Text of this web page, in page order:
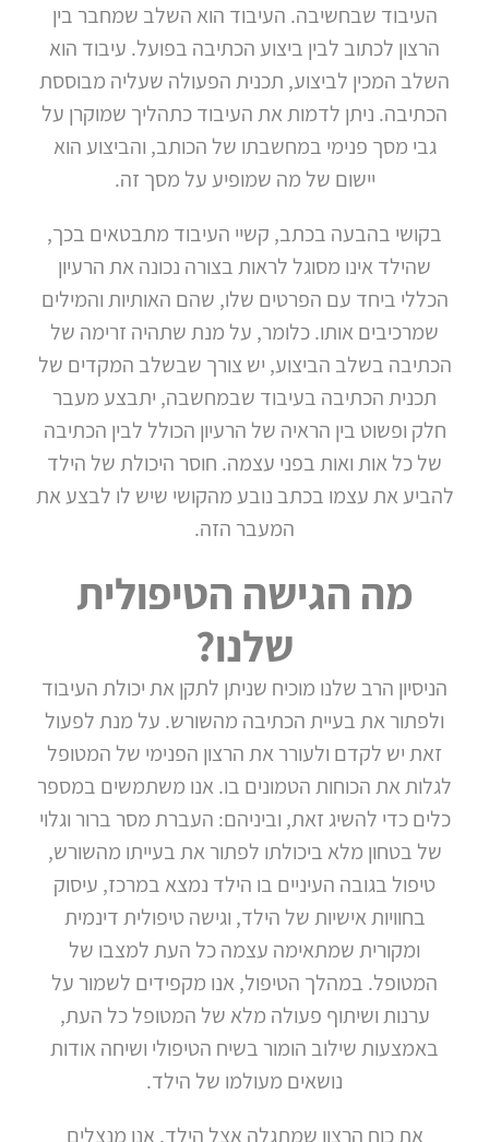
העיבוד שבחשיבה. העיבוד הוא השלב שמחבר בין
הרצון לכתוב לבין ביצוע הכתיבה בפועל. עיבוד הוא
השלב המכין לביצוע, תכנית הפעולה שעליה מבוססת
הכתיבה. ניתן לדמות את העיבוד כתהליך שמוקרן על
גבי מסך פנימי במחשבתו של הכותב, והביצוע הוא
יישום של מה שמופיע על מסך זה.
בקושי בהבעה בכתב, קשיי העיבוד מתבטאים בכך,
שהילד אינו מסוגל לראות בצורה נכונה את הרעיון
הכללי ביחד עם הפרטים שלו, שהם האותיות והמילים
שמרכיבים אותו. כלומר, על מנת שתהיה זרימה של
הכתיבה בשלב הביצוע, יש צורך שבשלב המקדים של
תכנית הכתיבה בעיבוד שבמחשבה, יתבצע מעבר
חלק ופשוט בין הראיה של הרעיון הכולל לבין הכתיבה
של כל אות ואות בפני עצמה. חוסר היכולת של הילד
להביע את עצמו בכתב נובע מהקושי שיש לו לבצע את
המעבר הזה.
מה הגישה הטיפולית
שלנו?
הניסיון הרב שלנו מוכיח שניתן לתקן את יכולת העיבוד
ולפתור את בעיית הכתיבה מהשורש. על מנת לפעול
זאת יש לקדם ולעורר את הרצון הפנימי של המטופל
לגלות את הכוחות הטמונים בו. אנו משתמשים במספר
כלים כדי להשיג זאת, וביניהם: העברת מסר ברור וגלוי
של בטחון מלא ביכולתו לפתור את בעייתו מהשורש,
טיפול בגובה העיניים בו הילד נמצא במרכז, עיסוק
בחוויות אישיות של הילד, וגישה טיפולית דינמית
ומקורית שמתאימה עצמה כל העת למצבו של
המטופל. במהלך הטיפול, אנו מקפידים לשמור על
ערנות ושיתוף פעולה מלא של המטופל כל העת,
באמצעות שילוב הומור בשיח הטיפולי ושיחה אודות
נושאים מעולמו של הילד.
את כוח הרצון שמתגלה אצל הילד, אנו מנצלים